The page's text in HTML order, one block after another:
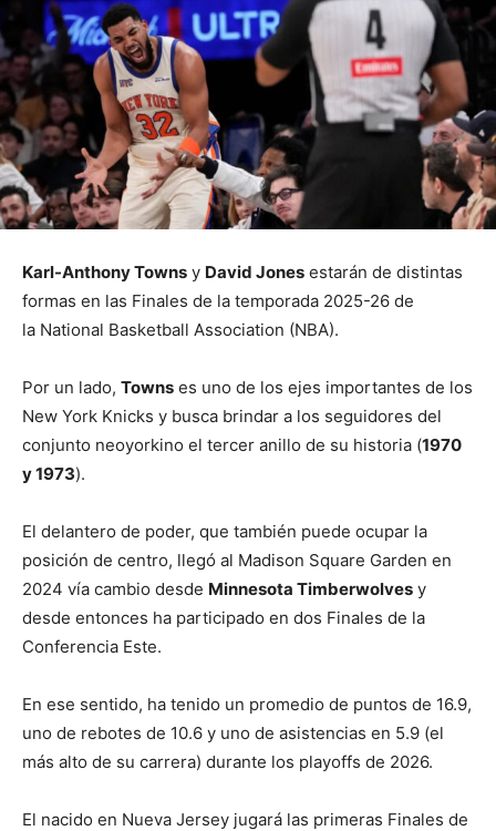
Karl-Anthony Towns y David Jones estarán de distintas
formas en las Finales de la temporada 2025-26 de
la National Basketball Association (NBA).
Por un lado, Towns es uno de los ejes importantes de los
New York Knicks y busca brindar a los seguidores del
conjunto neoyorkino el tercer anillo de su historia (1970
y 1973).
El delantero de poder, que también puede ocupar la
posición de centro, llegó al Madison Square Garden en
2024 vía cambio desde Minnesota Timberwolves y
desde entonces ha participado en dos Finales de la
Conferencia Este.
En ese sentido, ha tenido un promedio de puntos de 16.9,
uno de rebotes de 10.6 y uno de asistencias en 5.9 (el
más alto de su carrera) durante los playoffs de 2026.
El nacido en Nueva Jersey jugará las primeras Finales de